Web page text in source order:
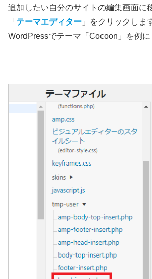
追加したい自分のサイトの編集画面に
「 テーマエディター 」をクリックし
WordPressでテーマ「Cocoon」を例